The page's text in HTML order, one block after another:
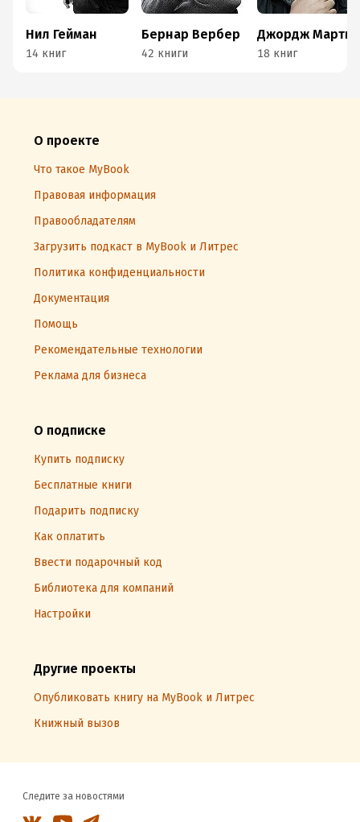
Нил Гейман
14 книг
Бернар Вербер
42 книги
Джордж Мартин
18 книг
О проекте
Что такое MyBook
Правовая информация
Правообладателям
Загрузить подкаст в MyBook и Литрес
Политика конфиденциальности
Документация
Помощь
Рекомендательные технологии
Реклама для бизнеса
О подписке
Купить подписку
Бесплатные книги
Подарить подписку
Как оплатить
Ввести подарочный код
Библиотека для компаний
Настройки
Другие проекты
Опубликовать книгу на MyBook и Литрес
Книжный вызов
Следите за новостями